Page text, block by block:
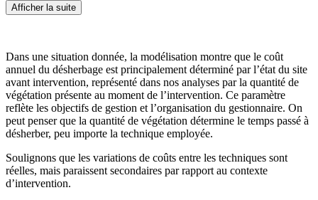
Afficher la suite
Dans une situation donnée, la modélisation montre que le coût
annuel du désherbage est principalement déterminé par l’état du site
avant intervention, représenté dans nos analyses par la quantité de
végétation présente au moment de l’intervention. Ce paramètre
reflète les objectifs de gestion et l’organisation du gestionnaire. On
peut penser que la quantité de végétation détermine le temps passé à
désherber, peu importe la technique employée.
Soulignons que les variations de coûts entre les techniques sont
réelles, mais paraissent secondaires par rapport au contexte
d’intervention.